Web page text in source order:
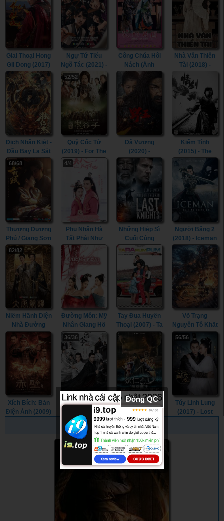
(2021)
Tamer (2021)
Kung Fu Cult
Master 2 (2022)
Giai Thoại Hong
Gil Dong (2017)
- Thief Who
Stole The
People (2017)
Ngự Tứ Tiểu
Ngỗ Tác (2021) -
The Imperial
Coroner (2021)
Công Chúa Hôi
Nách (Ánh
Trăng Tình Yêu)
Love (2004)
Nhà Văn Thiên
Tài (2018) -
Heung-Boo: The
Revolutionist
(2018)
Địch Nhân Kiệt -
Đầu Bay La Sát
(2020) - Di
Renjie - Flying
Head Rakshasa
(2020)
52/52
Quỷ Cốc Tử
(2019) - For The
Holy Guiguzi
Dã Vương
(2020) -
Mountain King /
Wild King (2020)
Kiếm Tình
(2015) - The
Spirit Of The
Swords (2015)
68/68
Thượng Dương
Phú / Giang Sơn
Cố Nhân (2021)
- The Rebel
Princess (2021)
4/4
Phu Nhân Hà
Tất Phải Như
Vậy (2021) -
Hold On, My
Lady (2021)
Những Hiệp Sĩ
Cuối Cùng
(2015) - Last
Knights (2015)
Người Băng 2
(2018) - Iceman
2: The Time
Traveler (2018)
82/82
Niềm Hãnh Diện
Nhà Đường
(2017) - The
Glory Of Tang
Dynasty (2017)
Đường Môn: Mỹ
Nhân Giang Hồ
(2021) - Beauty
Of Tang Men
(2021)
Tay Đua Huyền
Thoại (2007) - Ta
Ra Rum Pum
(2007)
Võ Trạng
Nguyên Tô Khất
Nhi - Thánh Dụ
Trời Ban (2021)
- King Of The
New Beggars
(2021)
Xích Bích: Bản
Điện Ảnh (2009)
36/36
Sơn Hà Lệnh /
Thiên Nhai
Khách (2021) -
Word Of Honor
(2021)
Địch Nhân Kiệt:
Rồng Biển Trỗi
Dậy (2013) -
Young Detective
Dee: Rise Of
The Sea Dragon
(2013)
56/56
Túy Linh Lung
(2017) - Lost
PHIM NGẪU NHIÊN
Đóng QC